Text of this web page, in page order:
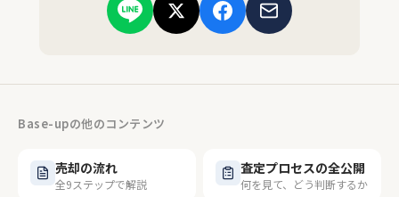
Base-upの他のコンテンツ
売却の流れ
全9ステップで解説
査定プロセスの全公開
何を見て、どう判断するか